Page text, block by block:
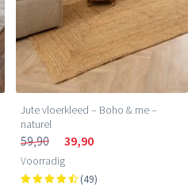
Jute vloerkleed – Boho & me –
naturel
59,90 39,90
Voorradig
(49)